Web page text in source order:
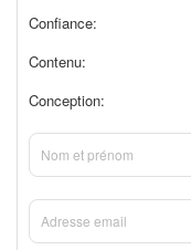
Confiance:
Contenu:
Conception: